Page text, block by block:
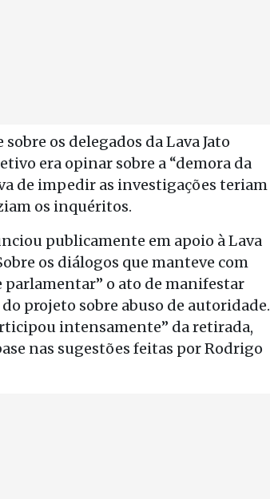
os delegados da Lava Jato
era opinar sobre a “demora da
de impedir as investigações teriam
os inquéritos.
publicamente em apoio à Lava
os diálogos que manteve com
parlamentar” o ato de manifestar
projeto sobre abuso de autoridade.
intensamente” da retirada,
nas sugestões feitas por Rodrigo